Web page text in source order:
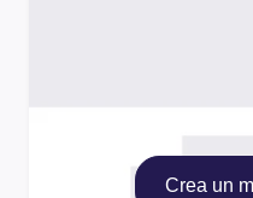
Crea un